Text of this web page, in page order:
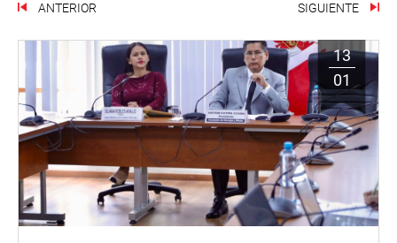
ANTERIOR SIGUIENTE
13
01